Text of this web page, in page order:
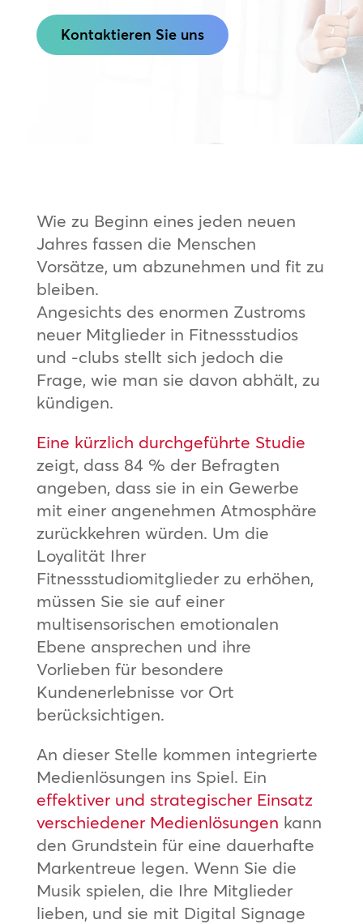
Kontaktieren Sie uns
Wie zu Beginn eines jeden neuen
Jahres fassen die Menschen
Vorsätze, um abzunehmen und fit zu
bleiben.
Angesichts des enormen Zustroms
neuer Mitglieder in Fitnessstudios
und -clubs stellt sich jedoch die
Frage, wie man sie davon abhält, zu
kündigen.
Eine kürzlich durchgeführte Studie
zeigt, dass 84 % der Befragten
angeben, dass sie in ein Gewerbe
mit einer angenehmen Atmosphäre
zurückkehren würden. Um die
Loyalität Ihrer
Fitnessstudiomitglieder zu erhöhen,
müssen Sie sie auf einer
multisensorischen emotionalen
Ebene ansprechen und ihre
Vorlieben für besondere
Kundenerlebnisse vor Ort
berücksichtigen.
An dieser Stelle kommen integrierte
Medienlösungen ins Spiel. Ein
effektiver und strategischer Einsatz
verschiedener Medienlösungen kann
den Grundstein für eine dauerhafte
Markentreue legen. Wenn Sie die
Musik spielen, die Ihre Mitglieder
lieben, und sie mit Digital Signage